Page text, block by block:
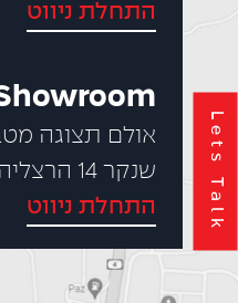
התחלת ניווט
אולם תצוגה
שנקר 14 הרצליה
התחלת ניווט
Lets Talk